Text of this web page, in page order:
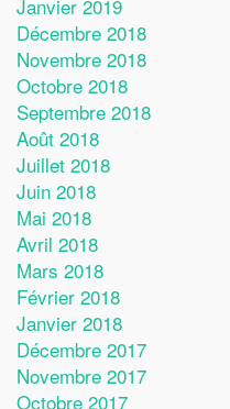
Janvier 2019
Décembre 2018
Novembre 2018
Octobre 2018
Septembre 2018
Août 2018
Juillet 2018
Juin 2018
Mai 2018
Avril 2018
Mars 2018
Février 2018
Janvier 2018
Décembre 2017
Novembre 2017
Octobre 2017